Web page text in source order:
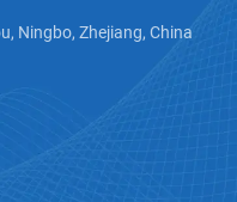
Ningbo, Zhejiang, China